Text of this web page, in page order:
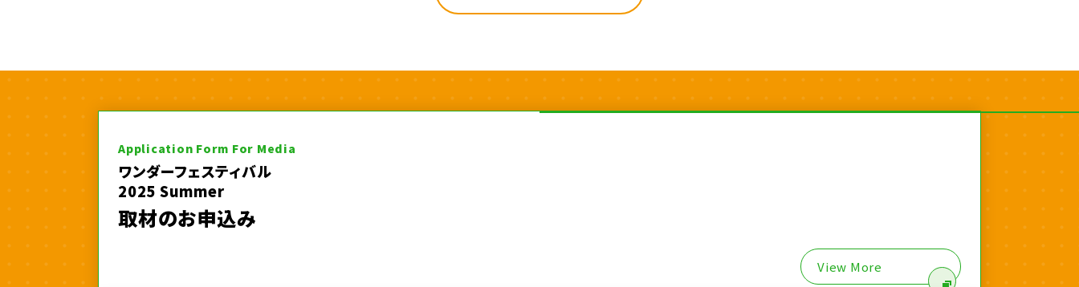
Application Form For Media
ワンダーフェスティバル
2025 Summer
取材のお申込み
View More